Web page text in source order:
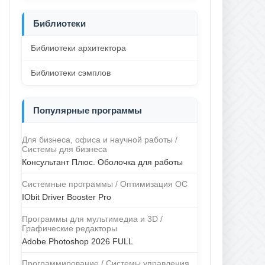
Библиотеки
Библиотеки архитектора
Библиотеки сэмплов
Популярные программы
Для бизнеса, офиса и научной работы /
Системы для бизнеса
Консультант Плюс. Оболочка для работы
Системные программы / Оптимизация ОС
IObit Driver Booster Pro
Программы для мультимедиа и 3D /
Графические редакторы
Adobe Photoshop 2026 FULL